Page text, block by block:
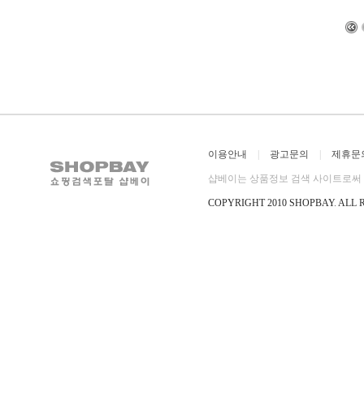
이용안내 | 광고문의 | 제휴문
샵베이는 상품정보 검색 사이트로
COPYRIGHT 2010 SHOPBAY. ALL